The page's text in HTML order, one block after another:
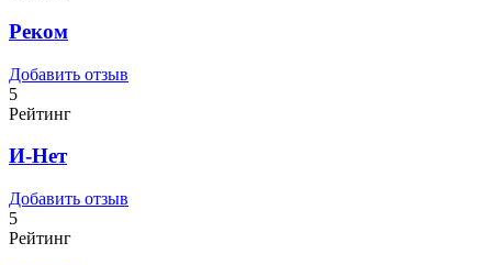
Реком
Добавить отзыв
5
Рейтинг
И-Нет
Добавить отзыв
5
Рейтинг